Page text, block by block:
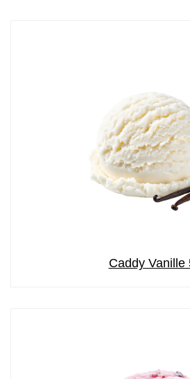
Caddy Vanille